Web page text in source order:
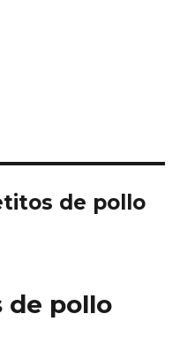
de pollo
de pollo